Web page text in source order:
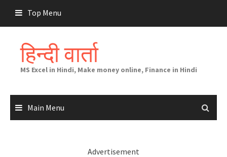
content
Top Menu
हिन्दी वार्ता
MS Excel in Hindi, Make money online, Finance in Hindi
Main Menu
Advertisement